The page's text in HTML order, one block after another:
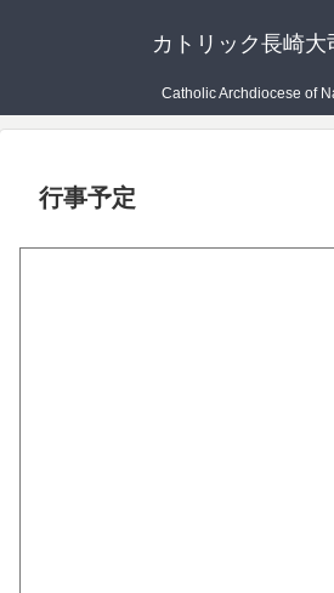
カトリック長崎大
Catholic Archdiocese of
行事予定